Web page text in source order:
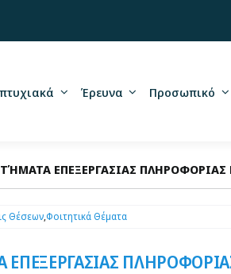
Έρευνα Προσωπικό
ΕΠΕΞΕΡΓΑΣΙΑΣ
Θέσεων,Φοιτητικά Θέματα